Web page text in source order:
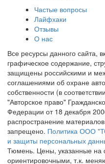
Частые вопросы
Лайфхаки
Отзывы
О нас
Все ресурсы данного сайта,
графическое содержание,
защищены российскими и
соглашениями об охране
собственности (в
"Авторское право"
Федерации от 18 декабря
распространение
запрещено. Политика ООО
и защиты персональных
Тюмень. Цены, указанные на
ориентировочными, т.к.